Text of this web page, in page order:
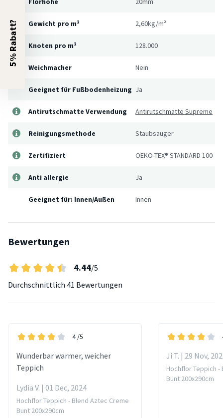
Gewicht pro m² 2,60kg/m²
Knoten pro m² 128.000
Weichmacher Nein
Geeignet für Fußbodenheizung Ja
Antirutschmatte Verwendung Antirutschmatte Supreme
Reinigungsmethode Staubsauger
Zertifiziert OEKO-TEX® STANDARD 100
Anti allergie Ja
Geeignet für: Innen/Außen Innen
Bewertungen
4.44/5
Durchschnittlich 41 Bewertungen
4 /5
Wunderbar warmer, weicher
Teppich
Lydia V. | 01 Dec, 2024
Hochflor Teppich - Blend Aztec Creme
Bunt 200x290cm
Ji T. | 29 Nov,
Hochflor Teppich -
Bunt 200x290cm
5% Rabatt?